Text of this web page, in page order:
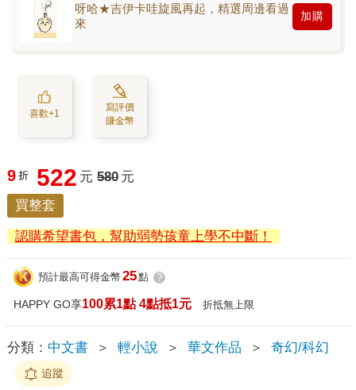
呀哈★吉伊卡哇旋風再起，精選周邊看過
來
加購
喜歡+1
寫評價
賺金幣
9 折 522 元 580 元
買整套
認購希望書包，幫助弱勢孩童上學不中斷！
預計最高可得金幣 25點 ?
HAPPY GO享100累1點 4點抵1元 折抵無上限
分類： 中文書 ＞ 輕小說 ＞ 華文作品 ＞ 奇幻/科幻
追蹤